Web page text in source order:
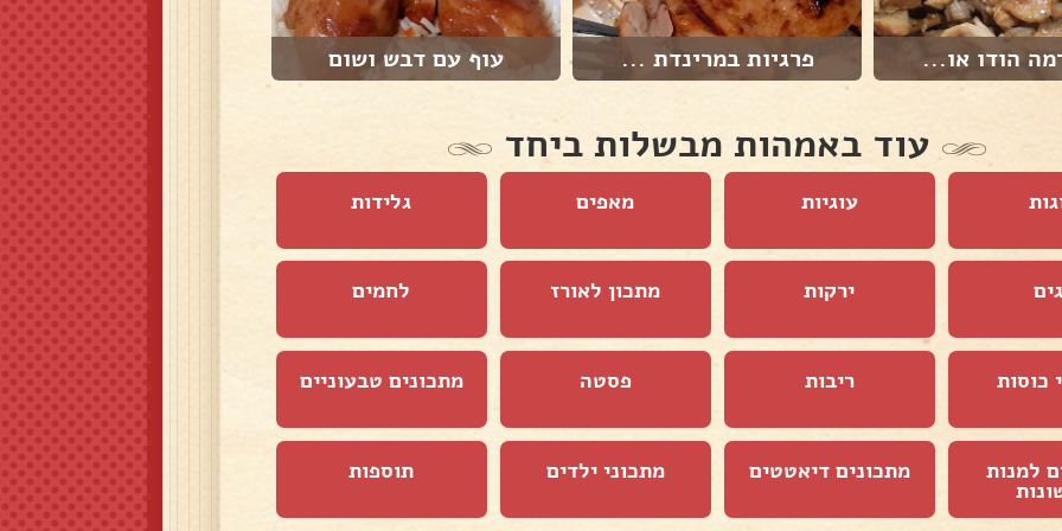
הודו או... פרגיות במרינדת ... עוף עם דבש ושום
עוד באמהות מבשלות ביחד
עוגיות מאפים גלידות
ירקות מתכון לאורז לחמים
כוסות ריבות פסטה מתכונים טבעוניים
למנות מתכונים דיאטטים מתכוני ילדים תוספות